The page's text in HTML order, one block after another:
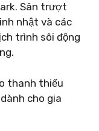
Sân trượt
nhật và các
trình sôi động
thanh thiếu
cho gia